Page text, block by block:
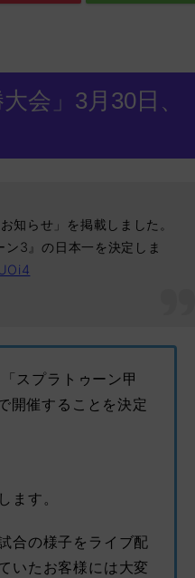
会」3月30日、
知らせ」を掲載しました。
3』の日本一を決定しま
スプラトゥーン甲
開催することを決定
ます。
合の様子をライブ配
いたお客様には大変